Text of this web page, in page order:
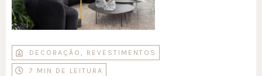
DECORAÇÃO , REVESTIMENTOS
7 MIN DE LEITURA